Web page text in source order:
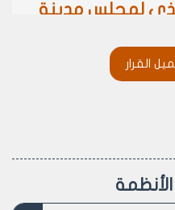
لمجلس مدينة
سعيد عقيل
القرار